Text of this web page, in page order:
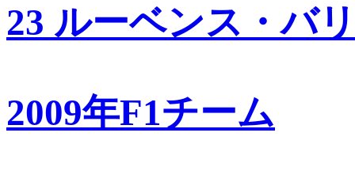
23 ルーベンス・バ
2009年F1チーム